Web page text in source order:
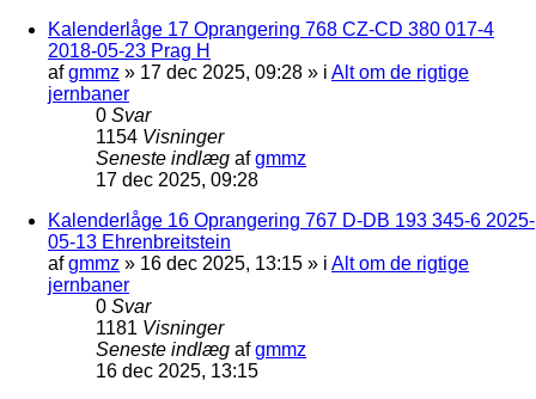
Kalenderlåge 17 Oprangering 768 CZ-CD 380 017-4
2018-05-23 Prag H
afgmmz » 17 dec 2025, 09:28 » i Alt om de rigtige
jernbaner
0 Svar
1154 Visninger
Seneste indlæg afgmmz
17 dec 2025, 09:28
Kalenderlåge 16 Oprangering 767 D-DB 193 345-6 2025-
05-13 Ehrenbreitstein
afgmmz » 16 dec 2025, 13:15 » i Alt om de rigtige
jernbaner
0 Svar
1181 Visninger
Seneste indlæg afgmmz
16 dec 2025, 13:15